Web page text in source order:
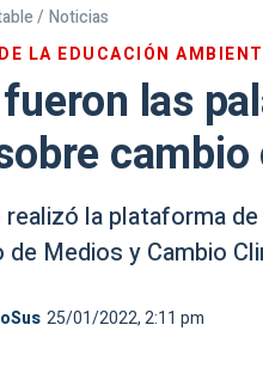
/ Noticias
LA EDUCACIÓN
las
la plataforma
Medios y Cambio
25/01/2022, 2:11 pm